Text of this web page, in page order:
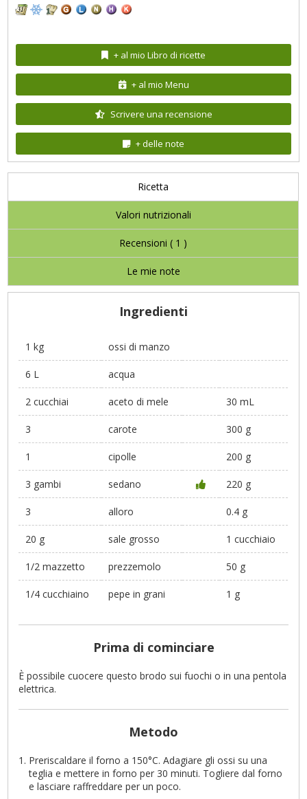
+ al mio Libro di ricette
+ al mio Menu
Scrivere una recensione
+ delle note
Ricetta
Valori nutrizionali
Recensioni ( 1 )
Le mie note
Ingredienti
1 kg ossi di manzo
6 L acqua
2 cucchiai aceto di mele 30 mL
3 carote 300 g
1 cipolle 200 g
3 gambi sedano 220 g
3 alloro 0.4 g
20 g sale grosso 1 cucchiaio
1/2 mazzetto prezzemolo 50 g
1/4 cucchiaino pepe in grani 1 g
Prima di cominciare
È possibile cuocere questo brodo sui fuochi o in una pentola
elettrica.
Metodo
Preriscaldare il forno a 150°C. Adagiare gli ossi su una
teglia e mettere in forno per 30 minuti. Togliere dal forno
e lasciare raffreddare per un poco.